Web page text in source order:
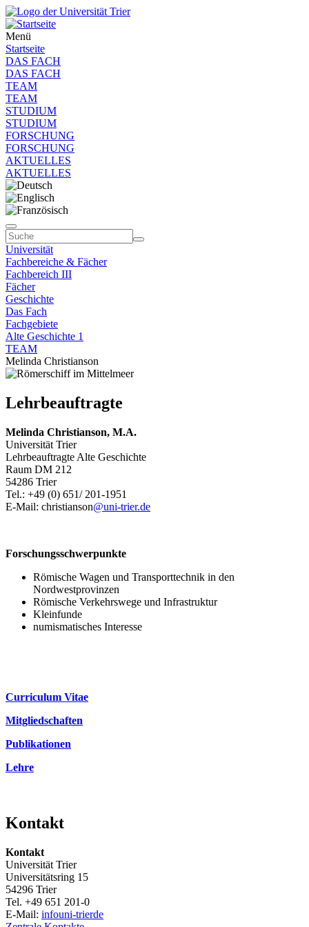
Menü
Startseite
DAS FACH
DAS FACH
TEAM
TEAM
STUDIUM
STUDIUM
FORSCHUNG
FORSCHUNG
AKTUELLES
AKTUELLES
Universität
Fachbereiche & Fächer
Fachbereich III
Fächer
Geschichte
Das Fach
Fachgebiete
Alte Geschichte 1
TEAM
Melinda Christianson
Lehrbeauftragte
Melinda Christianson, M.A.
Universität Trier
Lehrbeauftragte Alte Geschichte
Raum DM 212
54286 Trier
Tel.: +49 (0) 651/ 201-1951
E-Mail: christianson@uni-trier.de
Forschungsschwerpunkte
Römische Wagen und Transporttechnik in den
Nordwestprovinzen
Römische Verkehrswege und Infrastruktur
Kleinfunde
numismatisches Interesse
Curriculum Vitae
Mitgliedschaften
Publikationen
Lehre
Kontakt
Kontakt
Universität Trier
Universitätsring 15
54296 Trier
Tel. +49 651 201-0
E-Mail: infouni-trierde